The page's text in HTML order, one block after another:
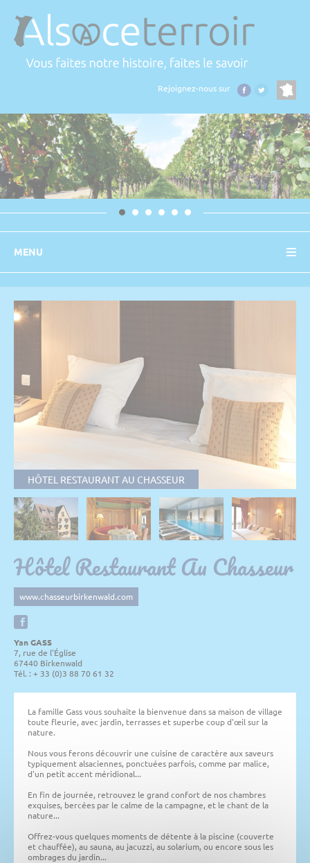
Rejoignez-nous sur
MENU
HÔTEL RESTAURANT AU CHASSEUR
Hôtel Restaurant Au Chasseur
www.chasseurbirkenwald.com
Yan GASS
7, rue de l'Église
67440 Birkenwald
Tél. : + 33 (0)3 88 70 61 32
La famille Gass vous souhaite la bienvenue dans sa maison de village
toute fleurie, avec jardin, terrasses et superbe coup d'œil sur la
nature.
Nous vous ferons découvrir une cuisine de caractère aux saveurs
typiquement alsaciennes, ponctuées parfois, comme par malice,
d'un petit accent méridional...
En fin de journée, retrouvez le grand confort de nos chambres
exquises, bercées par le calme de la campagne, et le chant de la
nature...
Offrez-vous quelques moments de détente à la piscine (couverte
et chauffée), au sauna, au jacuzzi, au solarium, ou encore sous les
ombrages du jardin...